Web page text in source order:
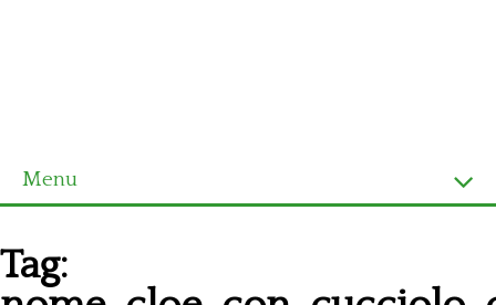
Menu
Ultimi schemi
Tag: